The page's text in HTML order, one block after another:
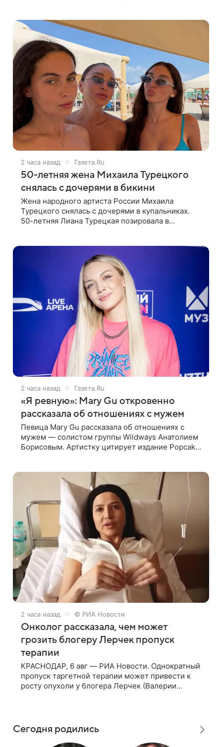
2 часа назад Газета.Ru
50-летняя жена Михаила Турецкого
снялась с дочерями в бикини
Жена народного артиста России Михаила
Турецкого снялась с дочерями в купальниках.
50-летняя Лиана Турецкая позировала в
2 часа назад Газета.Ru
«Я ревную»: Mary Gu откровенно
рассказала об отношениях с мужем
Певица Mary Gu рассказала об отношениях с
мужем — солистом группы Wildways Анатолием
Борисовым. Артистку цитирует издание Popcake.
2 часа назад © РИА Новости
Онколог рассказала, чем может
грозить блогеру Лерчек пропуск
терапии
КРАСНОДАР, 6 авг — РИА Новости. Однократный
пропуск таргетной терапии может привести к
росту опухоли у блогера Лерчек (Валерии
Сегодня родились